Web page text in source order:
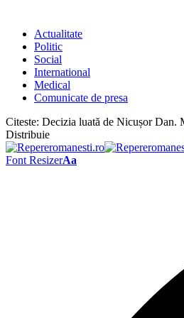
Actualitate
Politic
Social
International
Medical
Comunicate de presa
Citeste: Decizia luată de Nicușor Dan.
Distribuie
Font ResizerAa